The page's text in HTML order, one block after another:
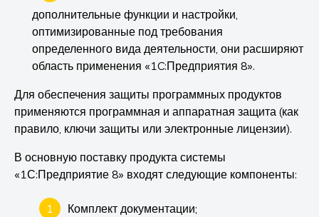
дополнительные функции и настройки,
оптимизированные под требования
определенного вида деятельности, они расширяют
область применения «1C:Предприятия 8».
Для обеспечения защиты программных продуктов
применяются программная и аппаратная защита (как
правило, ключи защиты или электронные лицензии).
В основную поставку продукта системы
«1С:Предприятие 8» входят следующие компоненты:
Комплект документации;